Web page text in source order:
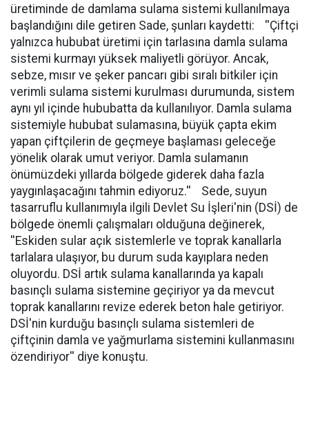
üretiminde de damlama sulama sistemi kullanılmaya
başlandığını dile getiren Sade, şunları kaydetti: ''Çiftçi
yalnızca hububat üretimi için tarlasına damla sulama
sistemi kurmayı yüksek maliyetli görüyor. Ancak,
sebze, mısır ve şeker pancarı gibi sıralı bitkiler için
verimli sulama sistemi kurulması durumunda, sistem
aynı yıl içinde hububatta da kullanılıyor. Damla sulama
sistemiyle hububat sulamasına, büyük çapta ekim
yapan çiftçilerin de geçmeye başlaması geleceğe
yönelik olarak umut veriyor. Damla sulamanın
önümüzdeki yıllarda bölgede giderek daha fazla
yaygınlaşacağını tahmin ediyoruz.'' Sede, suyun
tasarruflu kullanımıyla ilgili Devlet Su İşleri'nin (DSİ) de
bölgede önemli çalışmaları olduğuna değinerek,
''Eskiden sular açık sistemlerle ve toprak kanallarla
tarlalara ulaşıyor, bu durum suda kayıplara neden
oluyordu. DSİ artık sulama kanallarında ya kapalı
basınçlı sulama sistemine geçiriyor ya da mevcut
toprak kanallarını revize ederek beton hale getiriyor.
DSİ'nin kurduğu basınçlı sulama sistemleri de
çiftçinin damla ve yağmurlama sistemini kullanmasını
özendiriyor'' diye konuştu.